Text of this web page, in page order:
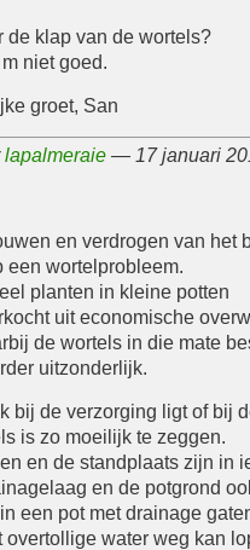
de klap van de wortels?
niet goed.
groet, San
lapalmeraie— 17 januari
en verdrogen van het
een wortelprobleem.
planten in kleine potten
uit economische
de wortels in die mate
uitzonderlijk.
bij de verzorging ligt of bij
is zo moeilijk te zeggen.
en de standplaats zijn in
en de potgrond
een pot met drainage
overtollige water weg kan